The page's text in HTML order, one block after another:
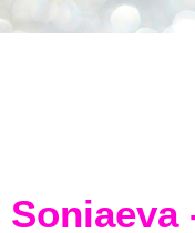
Soniaeva